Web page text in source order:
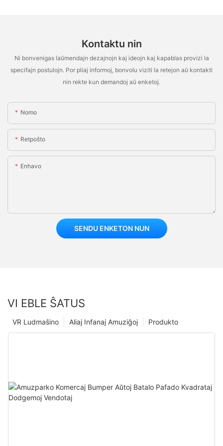
Kontaktu nin
Ni bonvenigas laŭmendajn dezajnojn kaj ideojn kaj kapablas provizi la
specifajn postulojn. Por pliaj informoj, bonvolu viziti la retejon aŭ kontakti
nin rekte kun demandoj aŭ enketoj.
Nomo
Retpoŝto
Enhavo
SENDU ENKETON NUN
VI EBLE ŜATUS
Produkto
Aliaj Infanaj Amuziĝoj
VR Ludmaŝino